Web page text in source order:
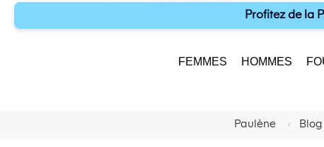
Profitez de la
FEMMES HOMMES
Paulène Blog